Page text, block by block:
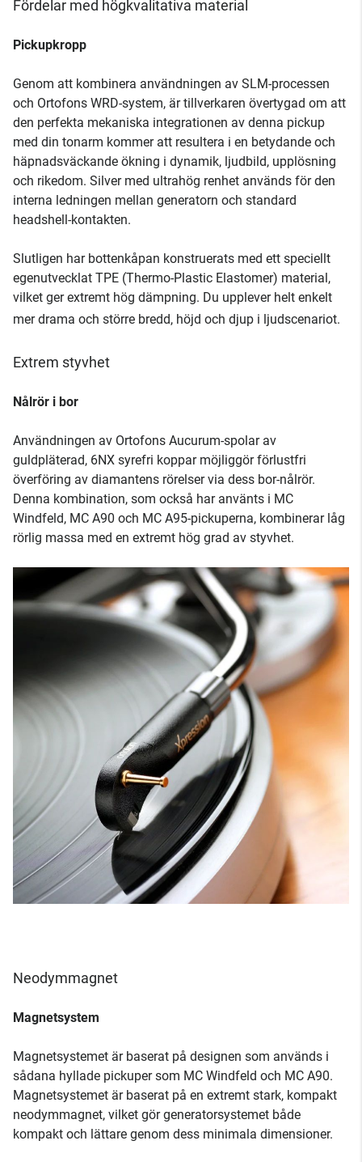
Fördelar med högkvalitativa material
Pickupkropp
Genom att kombinera användningen av SLM-processen
och Ortofons WRD-system, är tillverkaren övertygad om att
den perfekta mekaniska integrationen av denna pickup
med din tonarm kommer att resultera i en betydande och
häpnadsväckande ökning i dynamik, ljudbild, upplösning
och rikedom. Silver med ultrahög renhet används för den
interna ledningen mellan generatorn och standard
headshell-kontakten.
Slutligen har bottenkåpan konstruerats med ett speciellt
egenutvecklat TPE (Thermo-Plastic Elastomer) material,
vilket ger extremt hög dämpning. Du upplever helt enkelt
mer drama och större bredd, höjd och djup i ljudscenariot.
Extrem styvhet
Nålrör i bor
Användningen av Ortofons Aucurum-spolar av
guldpläterad, 6NX syrefri koppar möjliggör förlustfri
överföring av diamantens rörelser via dess bor-nålrör.
Denna kombination, som också har använts i MC
Windfeld, MC A90 och MC A95-pickuperna, kombinerar låg
rörlig massa med en extremt hög grad av styvhet.
Neodymmagnet
Magnetsystem
Magnetsystemet är baserat på designen som används i
sådana hyllade pickuper som MC Windfeld och MC A90.
Magnetsystemet är baserat på en extremt stark, kompakt
neodymmagnet, vilket gör generatorsystemet både
kompakt och lättare genom dess minimala dimensioner.